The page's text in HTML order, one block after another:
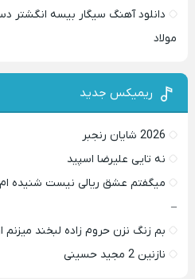
دانلود آهنگ سیگار بیسه انگشتر
مولاد
ریمیکس جدید
2026 شایان رنجبر
نه تایی علیرضا اسپید
میگفتم عشق ریالی نیست شنیده
–
بم زنگ نزن حروم زاده لبخند میزنم
نازنین 2 مجید حسینی